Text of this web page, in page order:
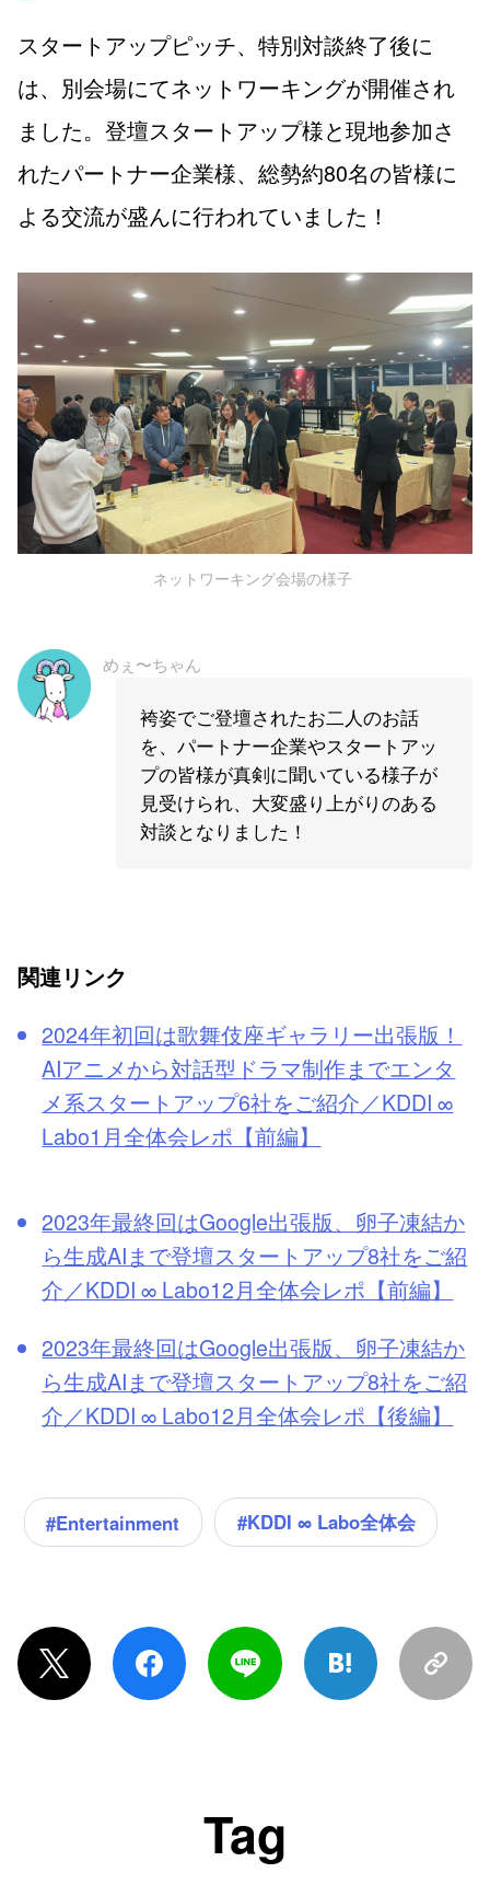
スタートアップピッチ、特別対談終了後に
は、別会場にてネットワーキングが開催され
ました。登壇スタートアップ様と現地参加さ
れたパートナー企業様、総勢約80名の皆様に
よる交流が盛んに行われていました！
ネットワーキング会場の様子
めぇ〜ちゃん
袴姿でご登壇されたお二人のお話
を、パートナー企業やスタートアッ
プの皆様が真剣に聞いている様子が
見受けられ、大変盛り上がりのある
対談となりました！
関連リンク
2024年初回は歌舞伎座ギャラリー出張版！
AIアニメから対話型ドラマ制作までエンタ
メ系スタートアップ6社をご紹介／KDDI ∞
Labo1月全体会レポ【前編】
2023年最終回はGoogle出張版、卵子凍結か
ら生成AIまで登壇スタートアップ8社をご紹
介／KDDI ∞ Labo12月全体会レポ【前編】
2023年最終回はGoogle出張版、卵子凍結か
ら生成AIまで登壇スタートアップ8社をご紹
介／KDDI ∞ Labo12月全体会レポ【後編】
#Entertainment #KDDI ∞ Labo全体会
Tag